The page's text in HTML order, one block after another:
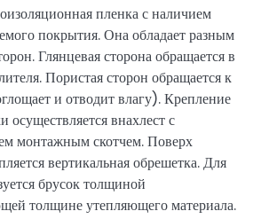
пленка с наличием
покрытия. Она обладает разным
Глянцевая сторона обращается в
Пористая сторон обращается к
и отводит влагу). Крепление
осуществляется внахлест с
монтажным скотчем. Поверх
вертикальная обрешетка. Для
брусок толщиной
толщине утепляющего материала.